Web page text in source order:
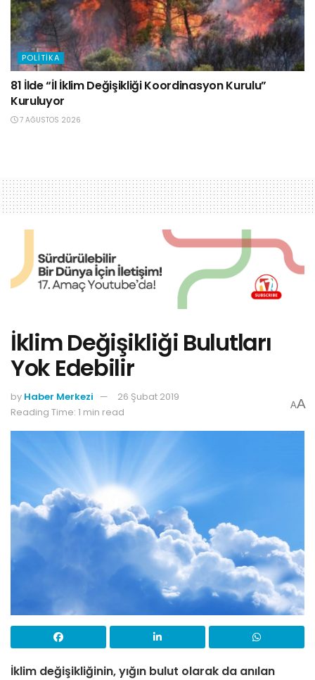
POLITIKA
81 İlde “İl İklim Değişikliği Koordinasyon Kurulu”
Kuruluyor
7 AĞUSTOS 2026
İklim Değişikliği Bulutları
Yok Edebilir
by Haber Merkezi
26 Şubat 2019
Reading Time: 1 min read
AA
İklim değişikliğinin, yığın bulut olarak da anılan